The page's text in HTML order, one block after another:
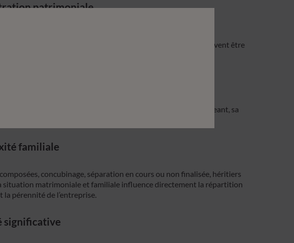
patrimoniale
Cette concentration crée un risque de liquidité si les droits doivent être
valeur de l’entreprise dépend fortement de la personne du dirigeant, sa
familiale
concubinage, séparation en cours ou non finalisée, héritiers
situation matrimoniale et familiale influence directement la répartition
la pérennité de l’entreprise.
significative